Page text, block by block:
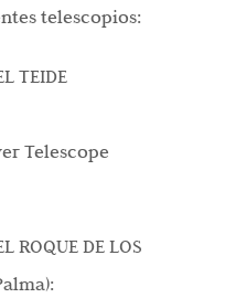
telescopios:
TEIDE
Telescope
ROQUE DE LOS